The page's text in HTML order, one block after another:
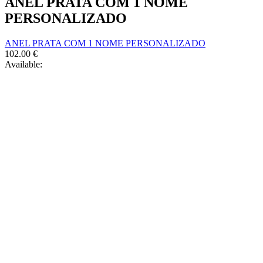
product
page
may
be
on
PERSONALIZADO
ANEL PRATA COM 1 NOME PERSONALIZADO
102.00 €
Available: